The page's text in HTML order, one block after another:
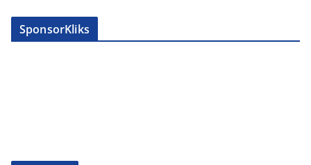
SponsorKliks